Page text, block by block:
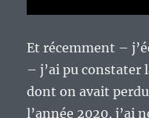
Et récemment –
– j’ai pu constater
dont on avait
l’année 2020, j’ai